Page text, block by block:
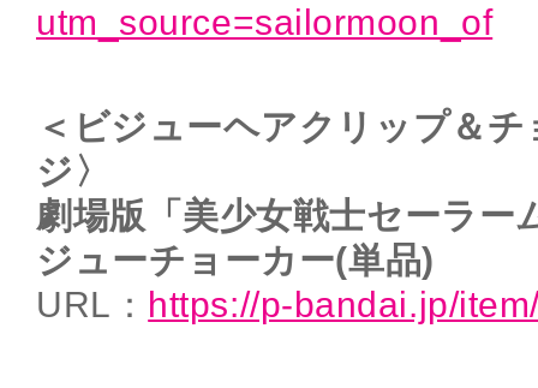
utm_source=sailormoon_of
＜ビジューヘアクリップ＆
ジ〉
劇場版「美少女戦士セーラ
ジューチョーカー(単品)
URL： https://p-bandai.jp/